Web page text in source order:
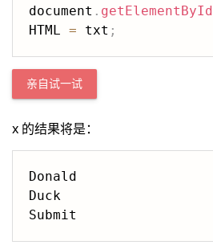
document . getElementById
HTML = txt ;
亲自试一试
x 的结果将是：
Donald
Duck